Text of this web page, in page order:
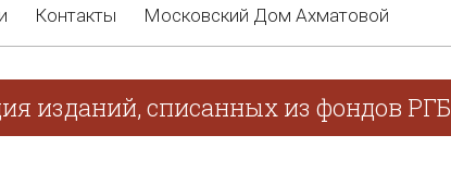
Контакты Московский Дом Ахматовой
изданий, списанных из фондов РГБ